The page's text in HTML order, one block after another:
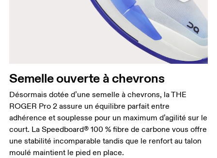
Semelle ouverte à chevrons
Désormais dotée d’une semelle à chevrons, la THE
ROGER Pro 2 assure un équilibre parfait entre
adhérence et souplesse pour un maximum d’agilité sur le
court. La Speedboard® 100 % fibre de carbone vous offre
une stabilité incomparable tandis que le renfort au talon
moulé maintient le pied en place.